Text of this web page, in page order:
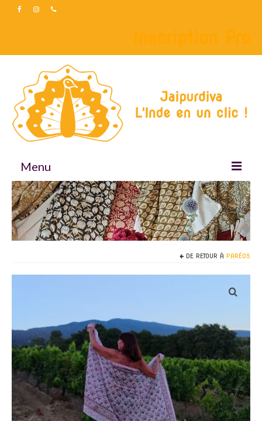
Inscription Pro
Menu
Accueil
Boutique
Pièces uniques
Textile maison
Vêtements
Tous nos imprimés
Présentation Marie-Lise Corda
DE RETOUR À PARÉOS